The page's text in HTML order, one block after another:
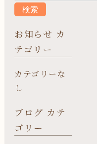
お知らせ カ
テゴリー
カテゴリーな
し
ブログ カテ
ゴリー